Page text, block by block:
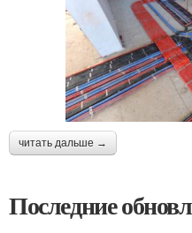
читать дальше →
Последние